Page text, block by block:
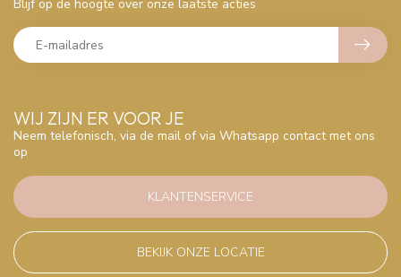
WIJ ZIJN ER VOOR JE
Neem telefonisch, via de mail of via Whatsapp contact met ons
op
KLANTENSERVICE
BEKIJK ONZE LOCATIE
Blijf op de hoogte over onze laatste acties